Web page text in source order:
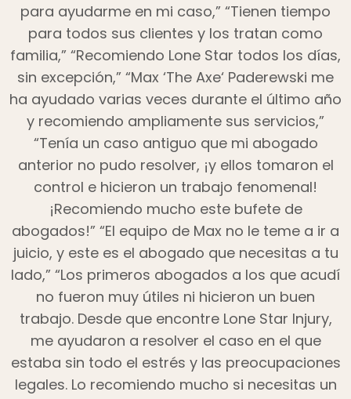
para ayudarme en mi caso,” “Tienen tiempo
para todos sus clientes y los tratan como
familia,” “Recomiendo Lone Star todos los días,
sin excepción,” “Max ‘The Axe‘ Paderewski me
ha ayudado varias veces durante el último año
y recomiendo ampliamente sus servicios,”
“Tenía un caso antiguo que mi abogado
anterior no pudo resolver, ¡y ellos tomaron el
control e hicieron un trabajo fenomenal!
¡Recomiendo mucho este bufete de
abogados!” “El equipo de Max no le teme a ir a
juicio, y este es el abogado que necesitas a tu
lado,” “Los primeros abogados a los que acudí
no fueron muy útiles ni hicieron un buen
trabajo. Desde que encontre Lone Star Injury,
me ayudaron a resolver el caso en el que
estaba sin todo el estrés y las preocupaciones
legales. Lo recomiendo mucho si necesitas un